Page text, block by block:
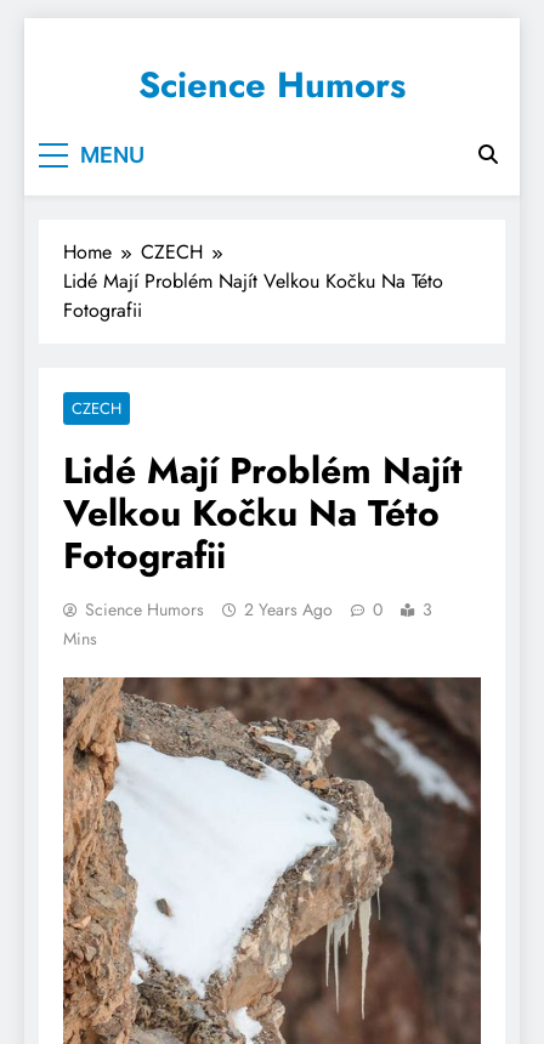
Science Humors
MENU
Home
CZECH
Lidé Mají Problém Najít Velkou Kočku Na Této
Fotografii
CZECH
Lidé Mají Problém Najít
Velkou Kočku Na Této
Fotografii
Science Humors 2 Years Ago 0
3
Mins